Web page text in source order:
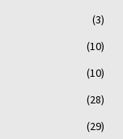
(3)
(10)
(10)
(28)
(29)